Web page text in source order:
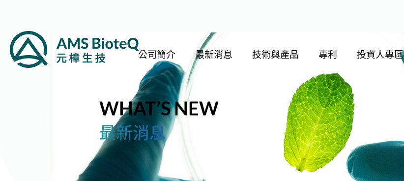
公司簡介 最新消息 技術與產品 專利 投資人專區
WHAT’S NEW
最新消息